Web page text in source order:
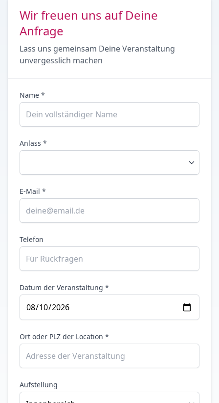
Wir freuen uns auf Deine
Anfrage
Lass uns gemeinsam Deine Veranstaltung
unvergesslich machen
Name *
Anlass *
E-Mail *
Telefon
Datum der Veranstaltung *
Ort oder PLZ der Location *
Aufstellung